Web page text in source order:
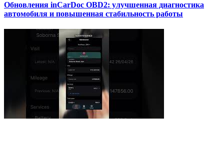
Обновления inCarDoc OBD2: улучшенная диагностика
автомобиля и повышенная стабильность работы